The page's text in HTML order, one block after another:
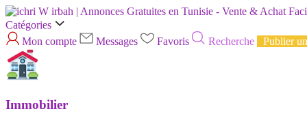
Catégories
Mon compte
Messages Favoris Recherche Publier
Immobilier